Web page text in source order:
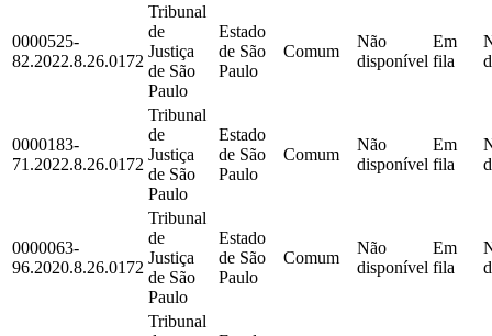
0000525-
82.2022.8.26.0172
Tribunal
de
Justiça
de São
Paulo
Estado
de São
Paulo
Comum
Não
disponível
Em
fila
0000183-
71.2022.8.26.0172
Tribunal
de
Justiça
de São
Paulo
Estado
de São
Paulo
Comum
Não
disponível
Em
fila
0000063-
96.2020.8.26.0172
Tribunal
de
Justiça
de São
Paulo
Estado
de São
Paulo
Comum
Não
disponível
Em
fila
Tribunal